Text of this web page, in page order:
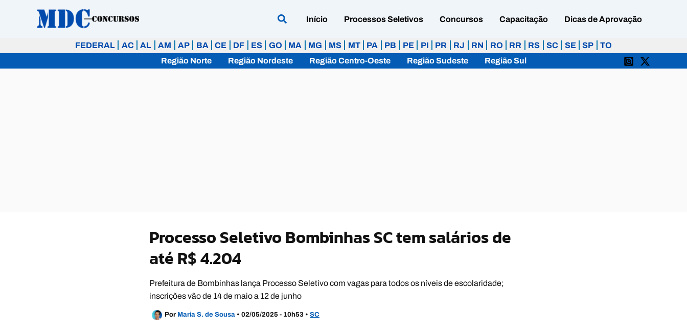
Início Processos Seletivos Concursos Capacitação Dicas de Aprovação
FEDERAL AC AL AM AP BA CE DF ES GO MA MG MS MT PA PB PE PI PR RJ RN RO RR RS SC SE SP
TO
Região Norte
Região Nordeste Região Centro-Oeste Região Sudeste Região Sul
Processo Seletivo Bombinhas SC tem salários de
até R$ 4.204
Prefeitura de Bombinhas lança Processo Seletivo com vagas para todos os níveis de escolaridade;
inscrições vão de 14 de maio a 12 de junho
Por Maria S. de Sousa • 02/05/2025 - 10h53 • SC